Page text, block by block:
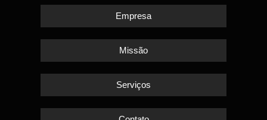
Empresa
Missão
Serviços